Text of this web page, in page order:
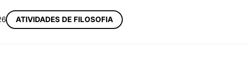
ATIVIDADES DE FILOSOFIA